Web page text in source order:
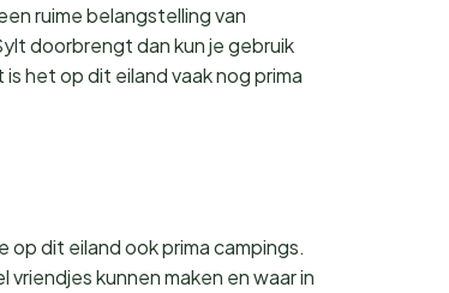
ruime belangstelling van
doorbrengt dan kun je gebruik
het op dit eiland vaak nog prima
dit eiland ook prima campings.
kunnen maken en waar in